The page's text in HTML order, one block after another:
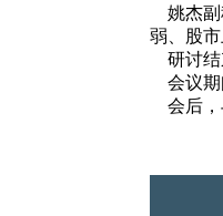
姚杰副
弱、股
研讨结
会议期
会后，